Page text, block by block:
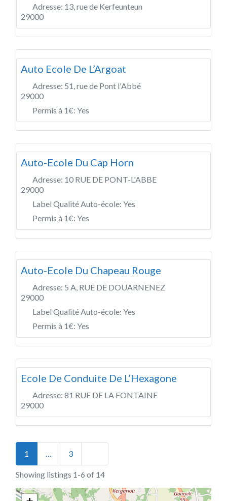
Adresse: 13, rue de Kerfeunteun
29000
Auto Ecole De L’Argoat
Adresse: 51, rue de Pont l'Abbé
29000
Permis à 1€: Yes
Auto-Ecole Du Cap Horn
Adresse: 10 RUE DE PONT-L'ABBE
29000
Label Qualité Auto-école: Yes
Permis à 1€: Yes
Auto-Ecole Du Chapeau Rouge
Adresse: 5 A, RUE DE DOUARNENEZ
29000
Label Qualité Auto-école: Yes
Permis à 1€: Yes
Ecole De Conduite De L’Hexagone
Adresse: 81 RUE DE LA FONTAINE
29000
Posts navigation
1 3
Showing listings 1-6 of 14